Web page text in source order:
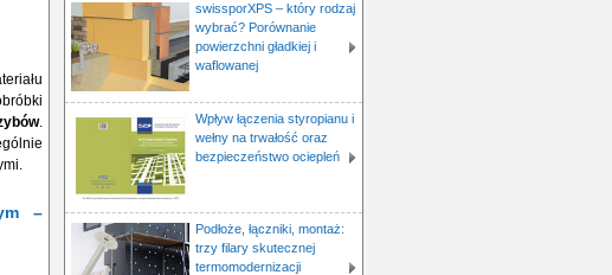
.
–
swissporXPS – który rodzaj
wybrać? Porównanie
powierzchni gładkiej i
waflowanej
Wpływ łączenia styropianu i
wełny na trwałość oraz
bezpieczeństwo ociepleń
Podłoże, łączniki, montaż:
trzy filary skutecznej
termomodernizacji